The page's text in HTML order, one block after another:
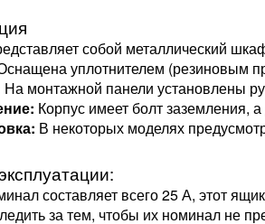
собой металлический
уплотнителем (резиновым
На монтажной панели установлены
Корпус имеет болт заземления,
В некоторых моделях
составляет всего 25 А, этот ящик
за тем, чтобы их номинал не